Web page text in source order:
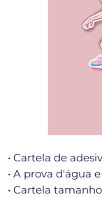
• Cartela de
• A prova d'água
• Cartela